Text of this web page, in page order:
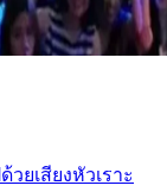
ยเสียงหัวเราะ